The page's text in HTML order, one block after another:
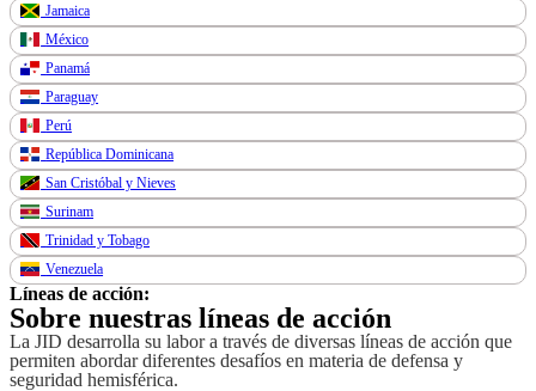
Jamaica
México
Panamá
Paraguay
Perú
República Dominicana
San Cristóbal y Nieves
Surinam
Trinidad y Tobago
Venezuela
Líneas de acción:
Sobre nuestras líneas de acción
La JID desarrolla su labor a través de diversas líneas de acción que
permiten abordar diferentes desafíos en materia de defensa y
seguridad hemisférica.